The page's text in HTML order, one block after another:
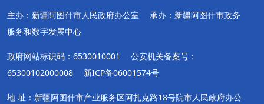
主办：新疆阿图什市人民政府办公室
承办：新疆阿图什市政务
服务和数字发展中心
政府网站标识码：6530010001
公安机关备案号：
65300102000008
新ICP备06001574号
地 址：新疆阿图什市产业服务区阿扎克路18号院市人民政府办公